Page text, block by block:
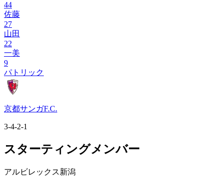
44
佐藤
27
山田
22
一美
9
パトリック
京都サンガF.C.
3-4-2-1
スターティングメンバー
アルビレックス新潟